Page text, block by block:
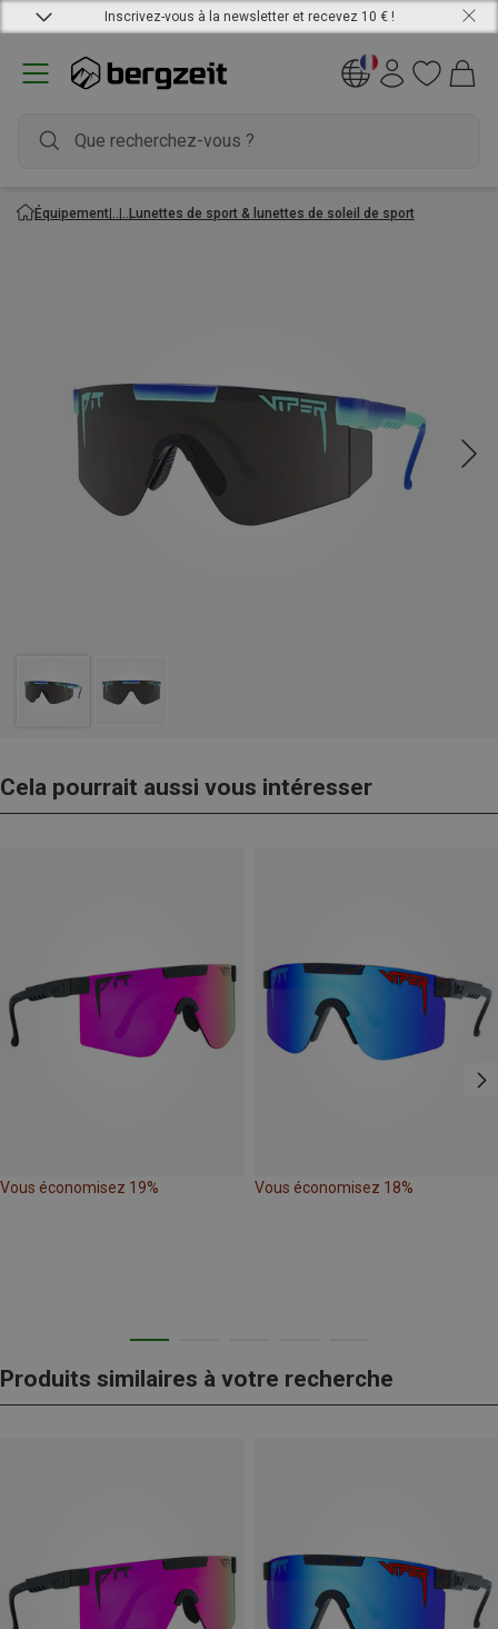
Inscrivez-vous à la newsletter et recevez 10 € !
Équipement Lunettes de sport & lunettes de soleil de sport
Cela pourrait aussi vous intéresser
Vous économisez 19% Vous économisez 18%
Produits similaires à votre recherche